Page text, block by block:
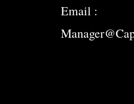
Email :